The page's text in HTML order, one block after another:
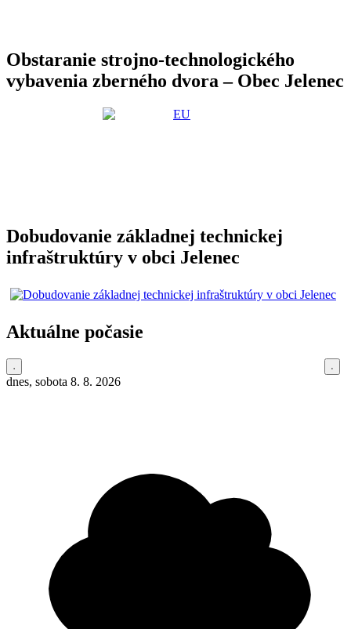
Obstaranie strojno-technologického
vybavenia zberného dvora – Obec Jelenec
Dobudovanie základnej technickej
infraštruktúry v obci Jelenec
Aktuálne počasie
dnes, sobota 8. 8. 2026